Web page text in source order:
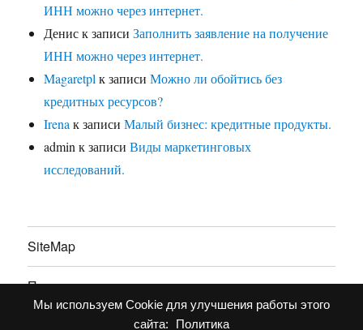
Мы используем Cookie для улучшения работы этого
сайта:
Политика
ИНН можно через интернет.
Дениск записиЗаполнить заявление на получение
ИНН можно через интернет.
Magaretpl к записиМожно ли обойтись без
кредитных ресурсов?
Irena к записиМалый бизнес: кредитные продукты.
admin к записиВиды маркетинговых
исследований.
SiteMap
Партнерство
Политика конфиденциальности